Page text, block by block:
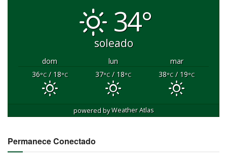
34°
soleado
dom lun
mar
36°C/ 18°C 37°C/ 18°C 38°C/ 19°C
powered byWeather Atlas
Permanece Conectado